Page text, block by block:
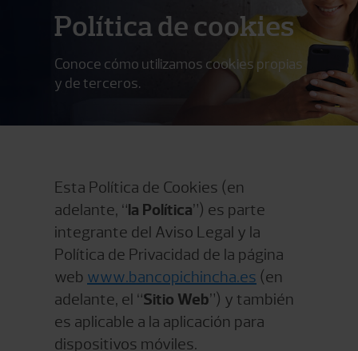
Política de cookies
Conoce cómo utilizamos cookies propias
y de terceros.
Esta Política de Cookies (en
adelante, “la Política”) es parte
integrante del Aviso Legal y la
Política de Privacidad de la página
web www.bancopichincha.es (en
adelante, el “Sitio Web”) y también
es aplicable a la aplicación para
dispositivos móviles.